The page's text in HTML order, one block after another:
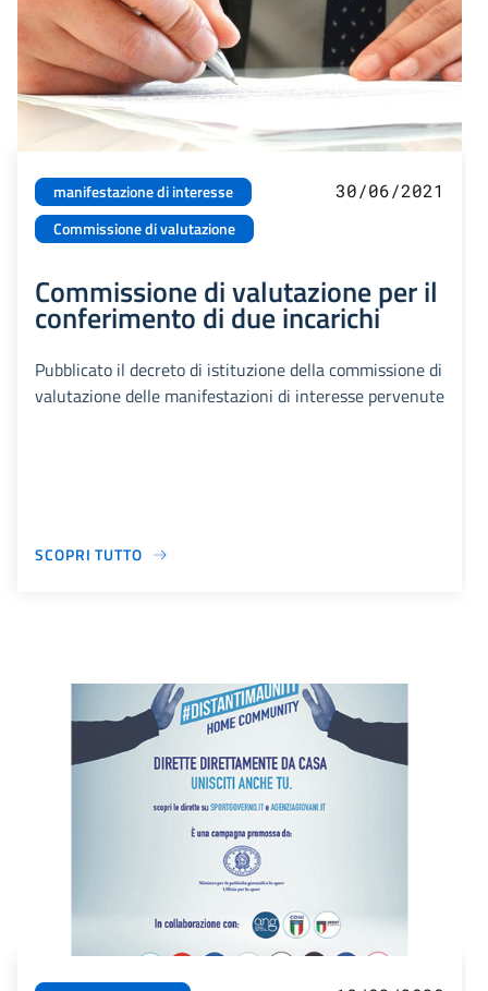
manifestazione di interesse
Commissione di valutazione
30/06/2021
Commissione di valutazione per il
conferimento di due incarichi
Pubblicato il decreto di istituzione della commissione di
valutazione delle manifestazioni di interesse pervenute
SCOPRI TUTTO